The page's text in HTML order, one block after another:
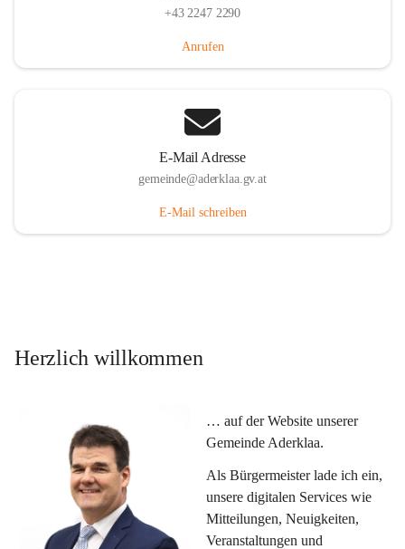
+43 2247 2290
Anrufen
E-Mail Adresse
gemeinde@aderklaa.gv.at
E-Mail schreiben
Herzlich willkommen
… auf der Website unserer
Gemeinde Aderklaa.
Als Bürgermeister lade ich ein,
unsere digitalen Services wie
Mitteilungen, Neuigkeiten,
Veranstaltungen und